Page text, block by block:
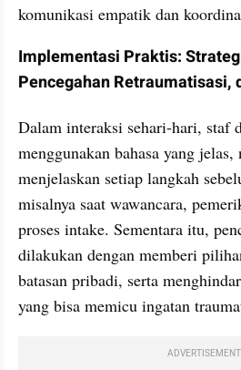
komunikasi empatik dan
Implementasi Praktis:
Pencegahan Retraumatisasi,
Dalam interaksi sehari-hari, staf
menggunakan bahasa yang jelas,
menjelaskan setiap langkah
misalnya saat wawancara,
proses intake. Sementara itu,
dilakukan dengan memberi
batasan pribadi, serta
yang bisa memicu ingatan
ADVERTISEMENT